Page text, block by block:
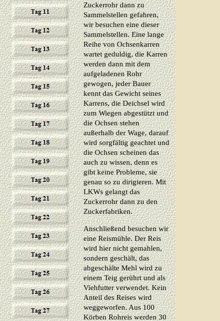
Zuckerrohr dann zu
Sammelstellen gefahren,
wir besuchen eine dieser
Sammelstellen. Eine lange
Reihe von Ochsenkarren
wartet geduldig, die Karren
werden dann mit dem
aufgeladenen Rohr
gewogen, jeder Bauer
kennt das Gewicht seines
Karrens, die Deichsel wird
zum Wiegen abgestützt und
die Ochsen stehen
außerhalb der Wage, darauf
wird sorgfältig geachtet und
die Ochsen scheinen das
auch zu wissen, denn es
gibt keine Probleme, sie
genau so zu dirigieren. Mit
LKWs gelangt das
Zuckerrohr dann zu den
Zuckerfabriken.
Anschließend besuchen wir
eine Reismühle. Der Reis
wird hier nicht gemahlen,
sondern geschält, das
abgeschälte Mehl wird zu
einem Teig gerührt und als
Viehfutter verwendet. Kein
Anteil des Reises wird
weggeworfen. Aus 100
Körben Rohreis werden 30